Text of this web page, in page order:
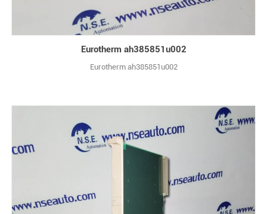
Eurotherm ah385851u002
Eurotherm ah385851u002